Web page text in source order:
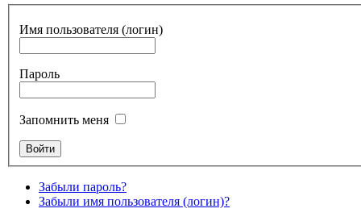
Имя пользователя (логин)
Пароль
Запомнить меня
Забыли пароль?
Забыли имя пользователя (логин)?